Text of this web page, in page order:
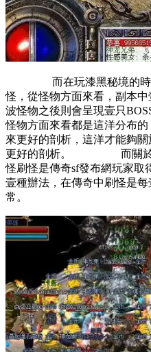
而在玩漆黑秘境的時分
怪，從怪物方面來看，副本
波怪物之後則會呈現壹
怪物方面來看都是這洋分布
來更好的剖析，這洋才能夠
更好的剖析。 而關於各
怪刷怪是傳奇sf發布網玩家取
壹種辦法，在傳奇中刷怪是
常。